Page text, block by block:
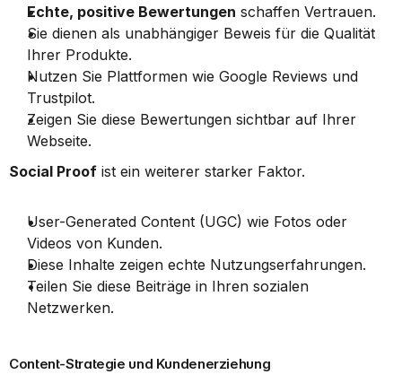
Echte, positive Bewertungen schaffen Vertrauen.
Sie dienen als unabhängiger Beweis für die Qualität
Ihrer Produkte.
Nutzen Sie Plattformen wie Google Reviews und
Trustpilot.
Zeigen Sie diese Bewertungen sichtbar auf Ihrer
Webseite.
Social Proof ist ein weiterer starker Faktor.
User-Generated Content (UGC) wie Fotos oder
Videos von Kunden.
Diese Inhalte zeigen echte Nutzungserfahrungen.
Teilen Sie diese Beiträge in Ihren sozialen
Netzwerken.
Content-Strategie und Kundenerziehung